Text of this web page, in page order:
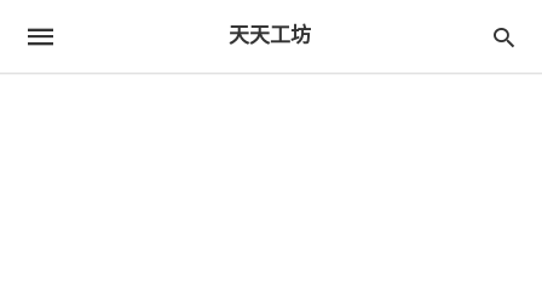
天天工坊